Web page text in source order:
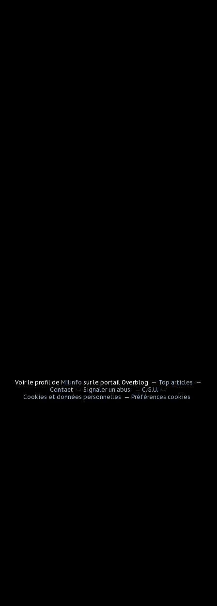
Voir le profil deMilinfo sur le portail Overblog
Top articles
Contact
Signaler un abus
C.G.U.
Cookies et données personnelles
Préférences cookies